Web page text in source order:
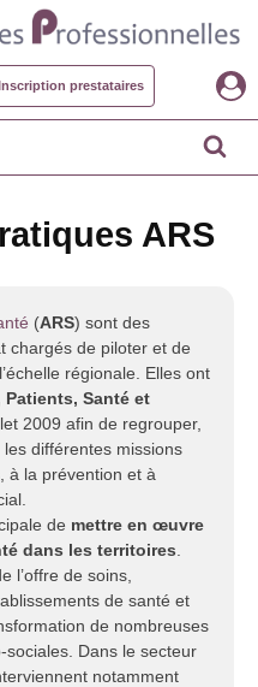
prestataires
ARS
(ARS) sont des
chargés de piloter et de
régionale. Elles ont
Patients, Santé et
2009 afin de regrouper,
différentes missions
à la prévention et à
de mettre en œuvre
dans les territoires
l’offre de soins,
de santé et
de nombreuses
Dans le secteur
notamment